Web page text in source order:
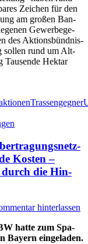
Zei­chen für den
am gro­ßen Ban­
Gewer­be­ge­
des Akti­ons­bünd­nis­
sol­len rund um Alt­
Tau­sen­de Hekt­ar
Trassengegner
Kos­ten –
durch die Hin­
hinterlassen
hat­te zum Spa­
Bay­ern ein­ge­la­den.